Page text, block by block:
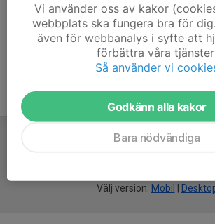
Välj version: Mobil
Vi använder oss av kakor
webbplats ska fungera bra för
även för webbanalys i syfte att
förbättra våra
Så använder vi
Godkänn alla kakor
Bara nödvändiga